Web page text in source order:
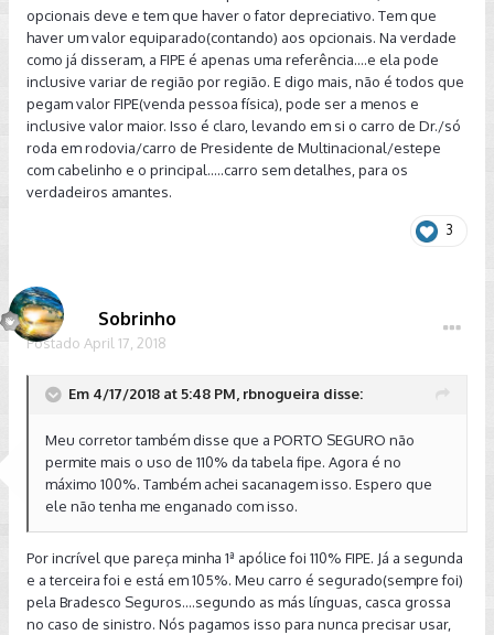
opcionais deve e tem que haver o fator depreciativo. Tem que
haver um valor equiparado(contando) aos opcionais. Na verdade
como já disseram, a FIPE é apenas uma referência....e ela pode
inclusive variar de região por região. E digo mais, não é todos que
pegam valor FIPE(venda pessoa física), pode ser a menos e
inclusive valor maior. Isso é claro, levando em si o carro de Dr./só
roda em rodovia/carro de Presidente de Multinacional/estepe
com cabelinho e o principal.....carro sem detalhes, para os
verdadeiros amantes.
3
Sobrinho
Postado April 17, 2018
Em 4/17/2018 at 5:48 PM, rbnogueira disse:
Meu corretor também disse que a PORTO SEGURO não
permite mais o uso de 110% da tabela fipe. Agora é no
máximo 100%. Também achei sacanagem isso. Espero que
ele não tenha me enganado com isso.
Por incrível que pareça minha 1ª apólice foi 110% FIPE. Já a segunda
e a terceira foi e está em 105%. Meu carro é segurado(sempre foi)
pela Bradesco Seguros....segundo as más línguas, casca grossa
no caso de sinistro. Nós pagamos isso para nunca precisar usar,